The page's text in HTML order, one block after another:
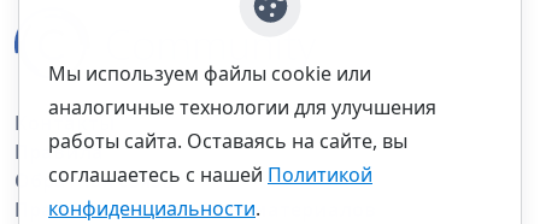
Контакты
Правила
Обратная связь
Правила копирования материалов
Мы используем файлы cookie или
аналогичные технологии для улучшения
работы сайта. Оставаясь на сайте, вы
соглашаетесь с нашей Политикой
конфиденциальности.